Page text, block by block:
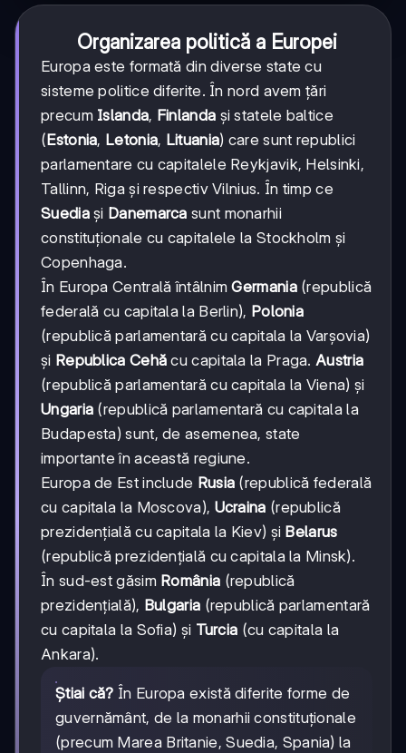
Organizarea politică a Europei
Europa este formată din diverse state cu
sisteme politice diferite. În nord avem țări
precum Islanda, Finlanda și statele baltice
(Estonia, Letonia, Lituania) care sunt republici
parlamentare cu capitalele Reykjavik, Helsinki,
Tallinn, Riga și respectiv Vilnius. În timp ce
Suediași Danemarca sunt monarhii
constituționale cu capitalele la Stockholm și
Copenhaga.
În Europa Centrală întâlnimGermania(republică
federală cu capitala la Berlin), Polonia
(republică parlamentară cu capitala la Varșovia)
și Republica Cehă cu capitala la Praga.Austria
(republică parlamentară cu capitala la Viena) și
Ungaria (republică parlamentară cu capitala la
Budapesta) sunt, de asemenea, state
importante în această regiune.
Europa de Est include Rusia (republică federală
cu capitala la Moscova), Ucraina (republică
prezidențială cu capitala la Kiev) și Belarus
(republică prezidențială cu capitala la Minsk).
În sud-est găsim România (republică
prezidențială), Bulgaria (republică parlamentară
cu capitala la Sofia) și Turcia (cu capitala la
Ankara).
Știai că? În Europa există diferite forme de
guvernământ, de la monarhii constituționale
(precum Marea Britanie, Suedia, Spania) la